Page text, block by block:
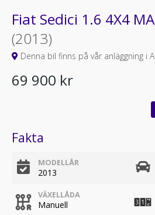
Fiat Sedici 1.6 4X4
(2013)
Denna bil finns på vår anläggning i
69 900 kr
Fakta
MODELLÅR
2013
VÄXELLÅDA
Manuell